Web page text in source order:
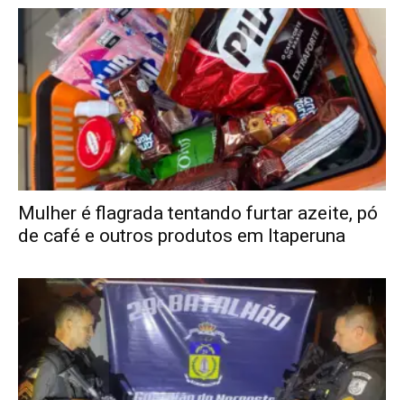
Mulher é flagrada tentando furtar azeite, pó
de café e outros produtos em Itaperuna